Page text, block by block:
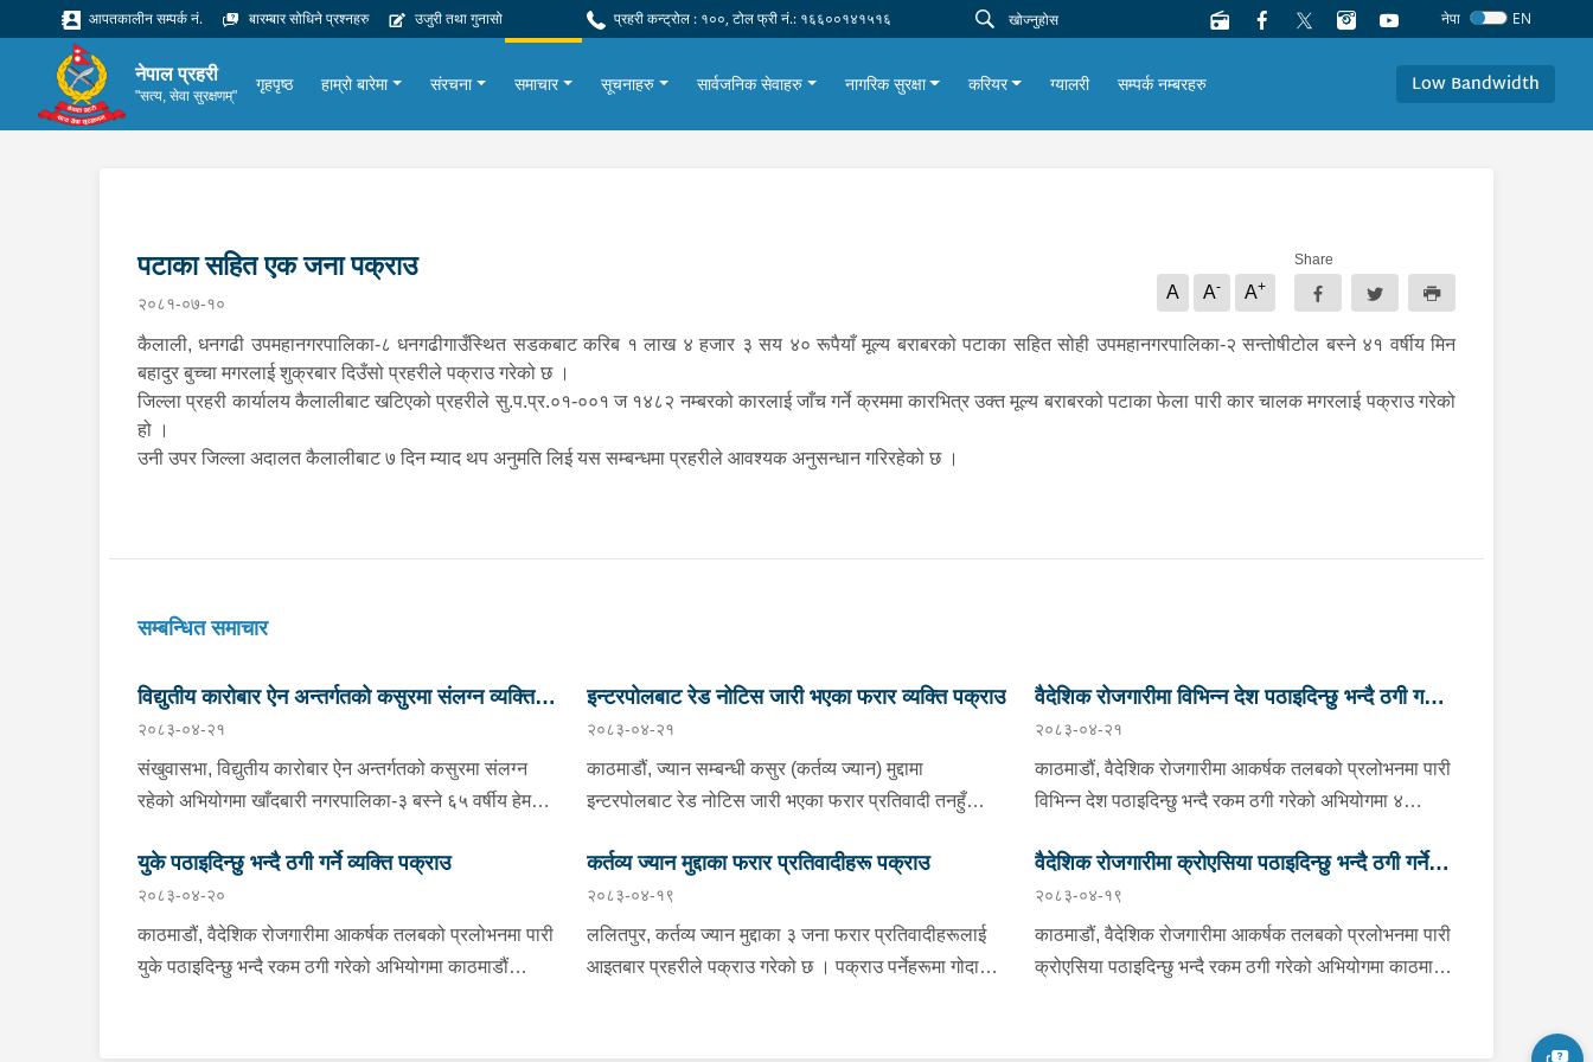
आपतकालीन सम्पर्क नं. बारम्बार सोधिने प्रश्नहरु उजुरी तथा गुनासो प्रहरी कन्ट्रोल : १००, टोल फ्री नं.: १६६००१४१५१६ नेपा EN
नेपाल प्रहरी
"सत्य, सेवा सुरक्षणम्"
गृहपृष्ठ हाम्रो बारेमा संरचना समाचार सूचनाहरु सार्वजनिक सेवाहरु नागरिक सुरक्षा करियर ग्यालरी सम्पर्क नम्बरहरु Low Bandwidth
पटाका सहित एक जना पक्राउ
२०८१-०७-१०
A A- A+
Share
कैलाली, धनगढी उपमहानगरपालिका-८ धनगढीगाउँस्थित सडकबाट करिब १ लाख ४ हजार ३ सय ४० रूपैयाँ मूल्य बराबरको पटाका सहित सोही उपमहानगरपालिका-२ सन्तोषीटोल बस्ने ४१ वर्षीय मिन
बहादुर बुच्चा मगरलाई शुक्रबार दिउँसो प्रहरीले पक्राउ गरेको छ ।
जिल्ला प्रहरी कार्यालय कैलालीबाट खटिएको प्रहरीले सु.प.प्र.०१-००१ ज १४८२ नम्बरको कारलाई जाँच गर्ने क्रममा कारभित्र उक्त मूल्य बराबरको पटाका फेला पारी कार चालक मगरलाई पक्राउ गरेको
हो ।
उनी उपर जिल्ला अदालत कैलालीबाट ७ दिन म्याद थप अनुमति लिई यस सम्बन्धमा प्रहरीले आवश्यक अनुसन्धान गरिरहेको छ ।
सम्बन्धित समाचार
विद्युतीय कारोबार ऐन अन्तर्गतको कसुरमा संलग्न व्यक्ति
पक्राउ
२०८३-०४-२१
संखुवासभा, विद्युतीय कारोबार ऐन अन्तर्गतको कसुरमा संलग्न
रहेको अभियोगमा खाँदबारी नगरपालिका-३ बस्ने ६५ वर्षीय हेमराज
संलग्न रहेका उनलाई जिल्ला प्रहरी कार्यालय संखुवासभाबाट
खटिएको प्रहरीले खाँदबारी नगरपालिका-१ बाट पक्राउ गरेको हो
। उनी उपर जिल्ला अदालत संखुवासभाबाट म्याद थप अनुमति
लिई यस सम्बन्धमा प्रहरीले आवश्यक अनुसन्धान गरिरहेको छ ।
इन्टरपोलबाट रेड नोटिस जारी भएका फरार व्यक्ति पक्राउ
२०८३-०४-२१
काठमाडौं, ज्यान सम्बन्धी कसुर (कर्तव्य ज्यान) मुद्दामा
इन्टरपोलबाट रेड नोटिस जारी भएका फरार प्रतिवादी तनहुँ
राति पक्राउ परेका छन् । साउदी अरबबाट नेपाल आगमन हुने
क्रममा उनलाई त्रिभुवन अन्तर्राष्ट्रिय विमानस्थलबाट पक्राउ
गरिएको हो । अम्मर समेत भएको ज्यान सम्बन्धी कसुरको
अनुसन्धानको सिलसिलामा वारदात पश्चात फरार रहेका उनलाई
वैदेशिक रोजगारीमा विभिन्न देश पठाइदिन्छु भन्दै ठगी गर्ने
चार जना पक्राउ
२०८३-०४-२१
काठमाडौं, वैदेशिक रोजगारीमा आकर्षक तलबको प्रलोभनमा पारी
विभिन्न देश पठाइदिन्छु भन्दै रकम ठगी गरेको अभियोगमा ४
महानगरपालिका-४ बस्ने नुवाकोट घर भएका ४१ वर्षीय मनोहर
मुडभरी, काठमाडौं महानगरपालिका-१४ बस्ने बाजुरा घर भएका
२६ वर्षीय अनिल मल्ल, काठमाडौं टोखा नगरपालिका-१० बस्ने
कास्की घर भएकी ३४ वर्षीया कमला पौडेल सुनार र काठमाडौं
युके पठाइदिन्छु भन्दै ठगी गर्ने व्यक्ति पक्राउ
२०८३-०४-२०
काठमाडौं, वैदेशिक रोजगारीमा आकर्षक तलबको प्रलोभनमा पारी
युके पठाइदिन्छु भन्दै रकम ठगी गरेको अभियोगमा काठमाडौं
कर्तव्य ज्यान मुद्दाका फरार प्रतिवादीहरू पक्राउ
२०८३-०४-१९
ललितपुर, कर्तव्य ज्यान मुद्दाका ३ जना फरार प्रतिवादीहरूलाई
आइतबार प्रहरीले पक्राउ गरेको छ । पक्राउ पर्नेहरूमा गोदावरी
वैदेशिक रोजगारीमा क्रोएसिया पठाइदिन्छु भन्दै ठगी गर्ने
एक जना पक्राउ
२०८३-०४-१९
काठमाडौं, वैदेशिक रोजगारीमा आकर्षक तलबको प्रलोभनमा पारी
क्रोएसिया पठाइदिन्छु भन्दै रकम ठगी गरेको अभियोगमा काठमाडौं